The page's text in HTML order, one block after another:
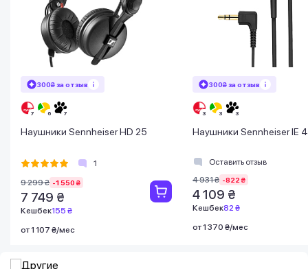
300₴ за отзыв
Наушники Sennheiser HD 25
1
9 299 ₴ -1 550 ₴
7 749 ₴
Кешбек155 ₴
от 1 107 ₴/мес
300₴ за отзыв
Наушники Sennheiser IE 4
Оставить отзыв
4 931 ₴ -822 ₴
4 109 ₴
Кешбек82 ₴
от 1 370 ₴/мес